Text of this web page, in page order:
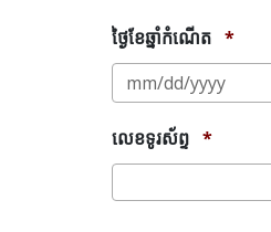
ថ្ងៃខែឆ្នាំកំណើត *
លេខទូរស័ព្ទ *